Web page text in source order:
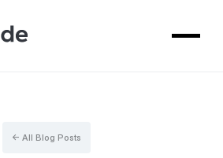
← All Blog Posts